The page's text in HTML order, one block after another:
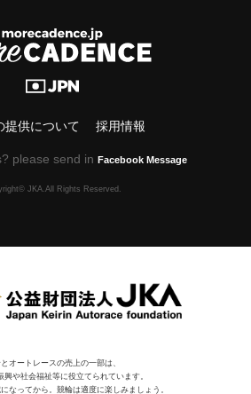
提供について 採用情報
please send in Facebook Message
JKA.All Rights Reserved.
オートレースの売上の一部は、
興や社会福祉等に役⽴てられています。
なってから。競輪は適度に楽しみましょう。